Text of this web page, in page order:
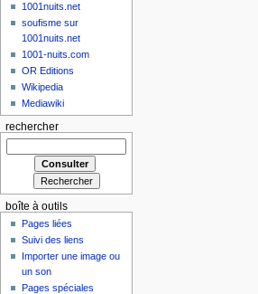
1001nuits.net
soufisme sur
1001nuits.net
1001-nuits.com
OR Editions
Wikipedia
Mediawiki
rechercher
boîte à outils
Pages liées
Suivi des liens
Importer une image ou
un son
Pages spéciales